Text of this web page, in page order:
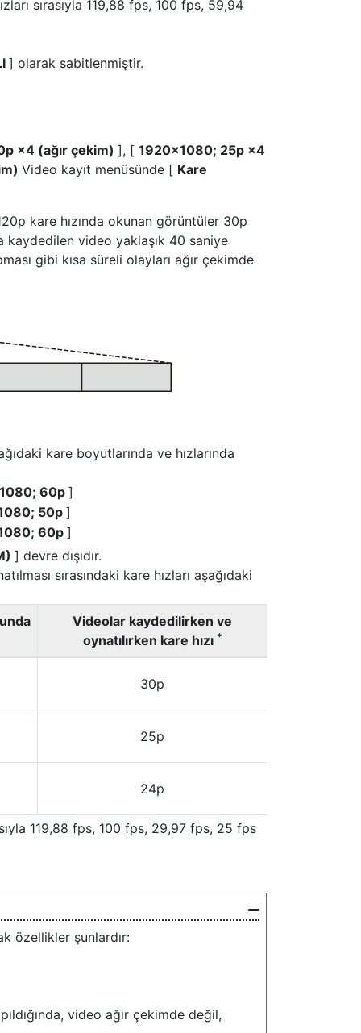
sırasıyla 119,88 fps, 100 fps, 59,94
] olarak sabitlenmiştir.
×4 (ağır çekim) ], [ 1920×1080; 25p ×4
Video kayıt menüsünde [ Kare
kare hızında okunan görüntüler 30p
kaydedilen video yaklaşık 40 saniye
gibi kısa süreli olayları ağır çekimde
kare boyutlarında ve hızlarında
60p ]
50p]
60p ]
] devre dışıdır.
sırasındaki kare hızları aşağıdaki
Videolar kaydedilirken ve
oynatılırken kare hızı *
30p
25p
24p
119,88 fps, 100 fps, 29,97 fps, 25 fps
özellikler şunlardır:
video ağır çekimde değil,